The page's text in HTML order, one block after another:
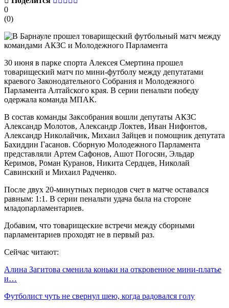
0
(0)
30 июня в парке спорта Алексея Смертина прошел
товарищеский матч по мини-футболу между депутатами
краевого Законодательного Собрания и Молодежного
Парламента Алтайского края. В серии пенальти победу
одержала команда МПАК.
В состав команды Заксобрания вошли депутаты АКЗС
Александр Молотов, Александр Локтев, Иван Нифонтов,
Александр Николайчик, Михаил Зайцев и помощник депутата
Бахиддин Гасанов. Сборную Молодежного Парламента
представляли Артем Сафонов, Ашот Погосян, Эльдар
Керимов, Роман Куранов, Никита Сердцев, Николай
Савинский и Михаил Радченко.
После двух 20-минутных периодов счет в матче оставался
равным: 1:1. В серии пенальти удача была на стороне
младопарламентариев.
Добавим, что товарищеские встречи между сборными
парламентариев проходят не в первый раз.
Сейчас читают:
Алина Загитова сменила коньки на откровенное мини-платье
и…
Футболист чуть не свернул шею, когда радовался голу